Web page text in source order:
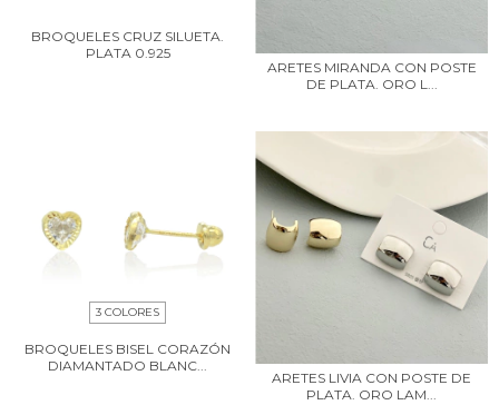
BROQUELES CRUZ SILUETA.
PLATA 0.925
ARETES MIRANDA CON POSTE
DE PLATA. ORO L...
3 COLORES
BROQUELES BISEL CORAZÓN
DIAMANTADO BLANC...
ARETES LIVIA CON POSTE DE
PLATA. ORO LAM...